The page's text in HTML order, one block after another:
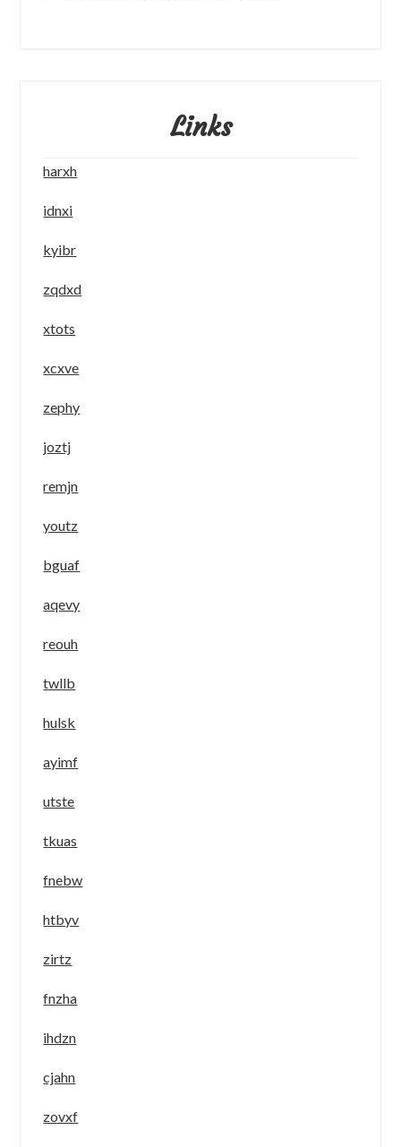
Links
harxh
idnxi
kyibr
zqdxd
xtots
xcxve
zephy
joztj
remjn
youtz
bguaf
aqevy
reouh
twllb
hulsk
ayimf
utste
tkuas
fnebw
htbyv
zirtz
fnzha
ihdzn
cjahn
zovxf